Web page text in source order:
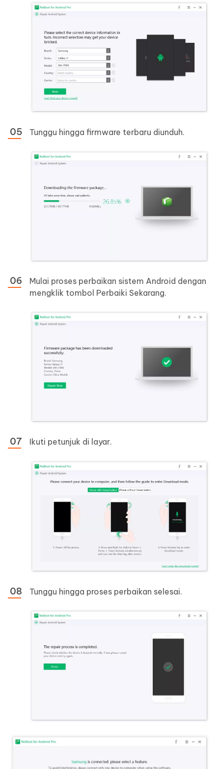
Tunggu hingga firmware terbaru diunduh.
Mulai proses perbaikan sistem Android dengan
mengklik tombol Perbaiki Sekarang.
Ikuti petunjuk di layar.
Tunggu hingga proses perbaikan selesai.